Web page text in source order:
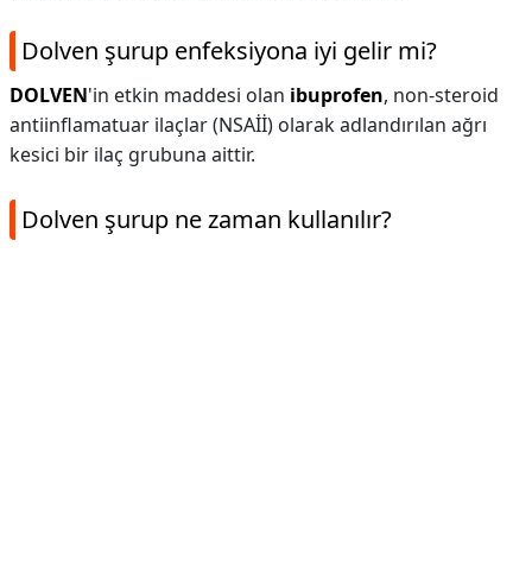
Dolven şurup enfeksiyona iyi gelir mi?
DOLVEN'in etkin maddesi olan ibuprofen, non-steroid
antiinflamatuar ilaçlar (NSAİİ) olarak adlandırılan ağrı
kesici bir ilaç grubuna aittir.
Dolven şurup ne zaman kullanılır?